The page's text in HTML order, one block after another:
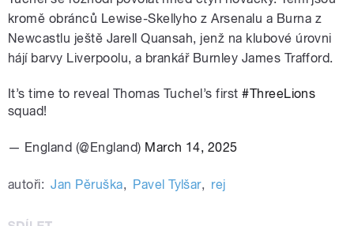
kromě obránců Lewise-Skellyho z Arsenalu a Burna z
Newcastlu ještě Jarell Quansah, jenž na klubové úrovni
hájí barvy Liverpoolu, a brankář Burnley James Trafford.
It’s time to reveal Thomas Tuchel’s first#ThreeLions
squad!
— England (@England) March 14, 2025
autoři: Jan Pěruška, Pavel Tylšar, rej